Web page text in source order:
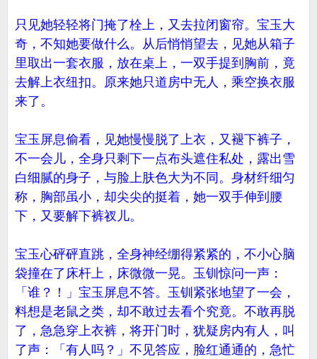
只见她轻轻将门掩了栓上，又去拉闭窗帘。宝玉大
奇，不知她要做什么。从后悄悄望去，见她从箱子
里取出一套衣服，放在桌上，一双手提到胸前，竟
去解上衣纽扣。原来她只道房中无人，乘空换衣服
来了。
宝玉屏息偷看，见她慢慢脱了上衣，又褪下裤子，
不一会儿，全身只剩下一点布头遮住私处，露出雪
白细腻的身子，与脸上肤色大为不同。身材纤细匀
称，胸部虽小，却尖尖的挺着，她一双手伸到腰
下，又要解下裤衩儿。
宝玉心砰砰直跳，全身神经绷得紧紧的，不小心脑
袋撞在了床杆上，床微微一晃。玉钏惊问一声：
「谁？！」宝玉屏息不答。玉钏紧张地望了一会，
料想是老鼠之类，却不敢过去看个究竟。不敢再脱
了，急急穿上衣裤，将开门时，犹疑房内有人，叫
了声：「有人吗？」不见答应，脸红通通的，急忙